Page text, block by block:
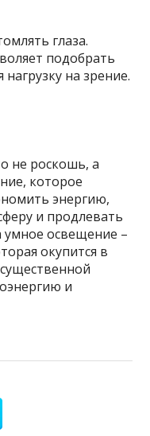
глаза.
подобрать
на зрение.
не роскошь, а
которое
энергию,
и продлевать
умное освещение –
окупится в
и